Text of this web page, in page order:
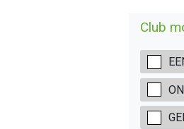
Club